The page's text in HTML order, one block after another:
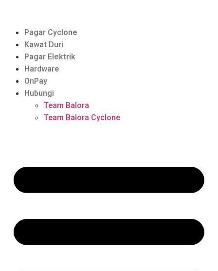
Pagar Cyclone
Kawat Duri
Pagar Elektrik
Hardware
OnPay
Hubungi
Team Balora
Team Balora Cyclone